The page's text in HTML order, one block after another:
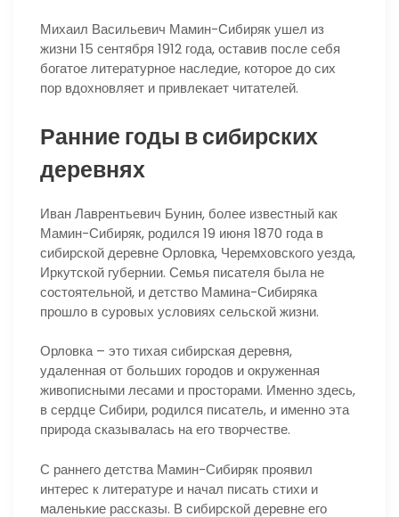
Михаил Васильевич Мамин-Сибиряк ушел из
жизни 15 сентября 1912 года, оставив после себя
богатое литературное наследие, которое до сих
пор вдохновляет и привлекает читателей.
Ранние годы в сибирских
деревнях
Иван Лаврентьевич Бунин, более известный как
Мамин-Сибиряк, родился 19 июня 1870 года в
сибирской деревне Орловка, Черемховского уезда,
Иркутской губернии. Семья писателя была не
состоятельной, и детство Мамина-Сибиряка
прошло в суровых условиях сельской жизни.
Орловка – это тихая сибирская деревня,
удаленная от больших городов и окруженная
живописными лесами и просторами. Именно здесь,
в сердце Сибири, родился писатель, и именно эта
природа сказывалась на его творчестве.
С раннего детства Мамин-Сибиряк проявил
интерес к литературе и начал писать стихи и
маленькие рассказы. В сибирской деревне его